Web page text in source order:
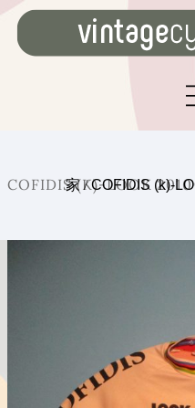
COFIDIS (K)-LOOK 2010
家/COFIDIS (k)-